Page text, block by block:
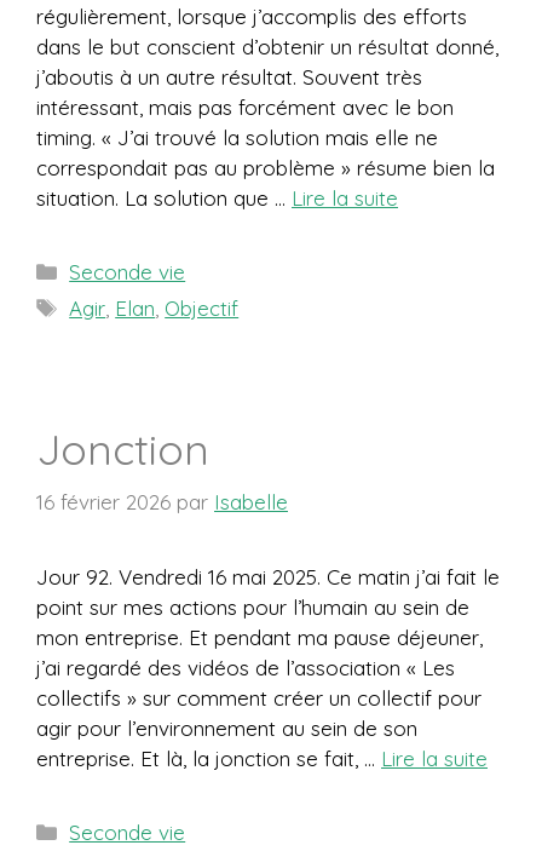
régulièrement, lorsque j’accomplis des efforts
dans le but conscient d’obtenir un résultat donné,
j’aboutis à un autre résultat. Souvent très
intéressant, mais pas forcément avec le bon
timing. « J’ai trouvé la solution mais elle ne
correspondait pas au problème » résume bien la
situation. La solution que … Lire la suite
Catégories
Seconde vie
Étiquettes
Agir Elan Objectif
Jonction
16 février 2026 par Isabelle
Jour 92. Vendredi 16 mai 2025. Ce matin j’ai fait le
point sur mes actions pour l’humain au sein de
mon entreprise. Et pendant ma pause déjeuner,
j’ai regardé des vidéos de l’association « Les
collectifs » sur comment créer un collectif pour
agir pour l’environnement au sein de son
entreprise. Et là, la jonction se fait, … Lire la suite
Catégories
Seconde vie